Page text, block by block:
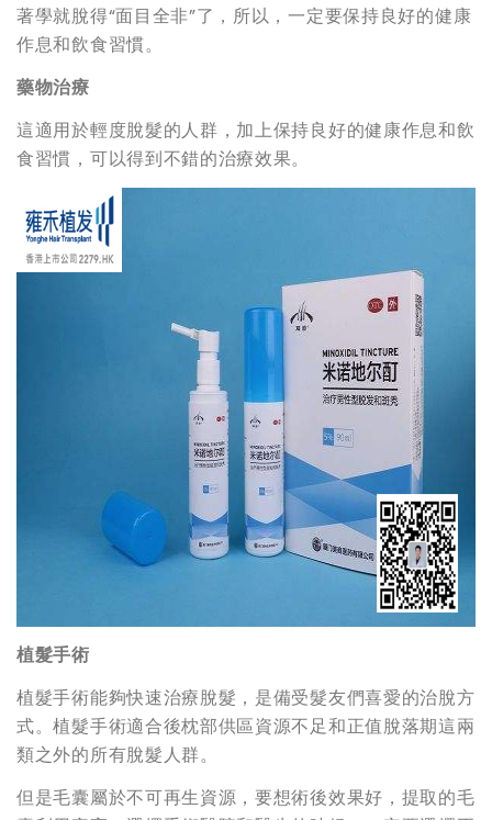
著學就脫得“面目全非”了，所以，一定要保持良好的健康
作息和飲食習慣。
藥物治療
這適用於輕度脫髮的人群，加上保持良好的健康作息和飲
食習慣，可以得到不錯的治療效果。
植髮手術
植髮手術能夠快速治療脫髮，是備受髮友們喜愛的治脫方
式。植髮手術適合後枕部供區資源不足和正值脫落期這兩
類之外的所有脫髮人群。
但是毛囊屬於不可再生資源，要想術後效果好，提取的毛